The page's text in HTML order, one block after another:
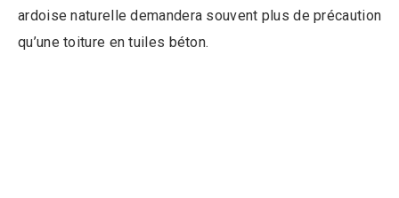
ardoise naturelle demandera souvent plus de précaution
qu’une toiture en tuiles béton.